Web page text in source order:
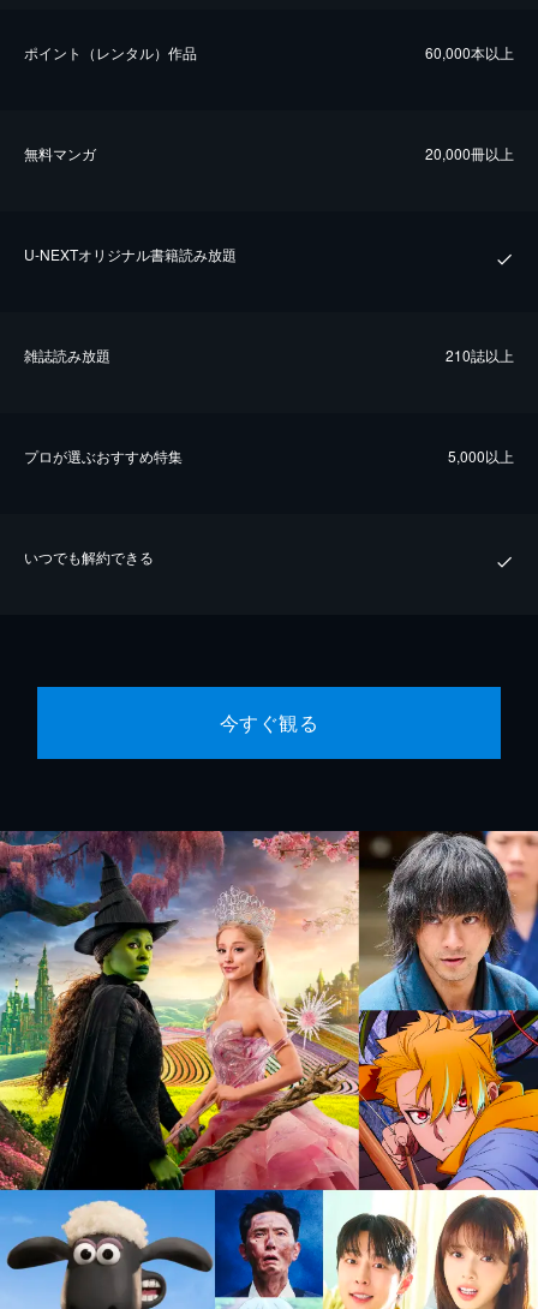
ポイント（レンタル）作品 60,000本以上
無料マンガ 20,000冊以上
U-NEXTオリジナル書籍読み放題
雑誌読み放題 210誌以上
プロが選ぶおすすめ特集 5,000以上
いつでも解約できる
今すぐ観る